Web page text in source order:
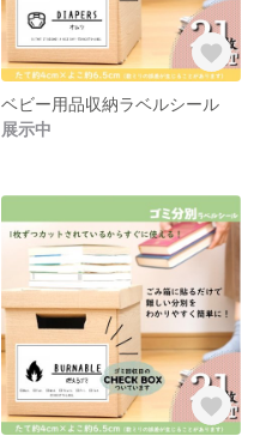
ベビー用品収納ラベルシール
展示中